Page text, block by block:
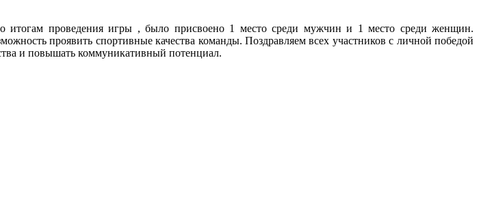
итогам проведения игры , было присвоено 1 место среди мужчин и 1 место среди женщин.
проявить спортивные качества команды. Поздравляем всех участников с личной победой
и повышать коммуникативный потенциал.